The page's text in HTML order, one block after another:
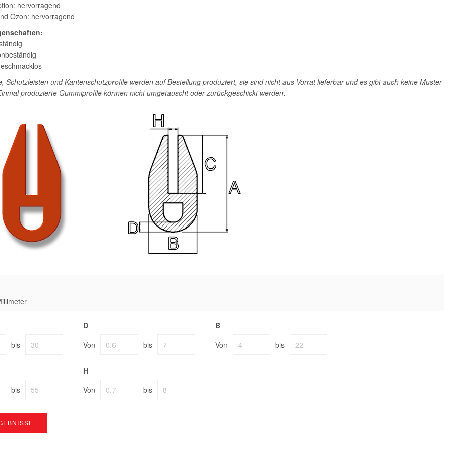
hervorragend
Ozon: hervorragend
Schutzleisten und Kantenschutzprofile werden auf Bestellung produziert, sie sind nicht aus Vorrat lieferbar und es gibt auch keine Muster
produzierte Gummiprofile können nicht umgetauscht oder zurückgeschickt werden.
bis
D
Von
bis
B
Von
bis
bis
H
Von
bis